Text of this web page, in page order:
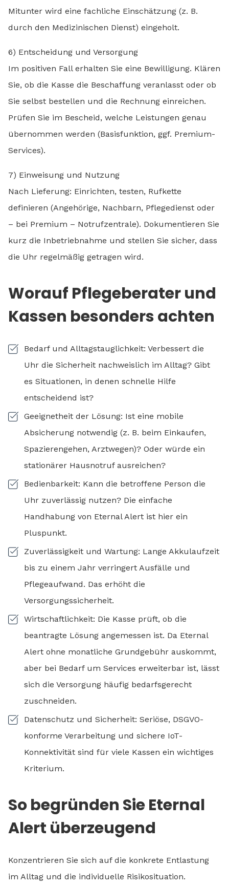
Mitunter wird eine fachliche Einschätzung (z. B.
durch den Medizinischen Dienst) eingeholt.
6) Entscheidung und Versorgung
Im positiven Fall erhalten Sie eine Bewilligung. Klären
Sie, ob die Kasse die Beschaffung veranlasst oder ob
Sie selbst bestellen und die Rechnung einreichen.
Prüfen Sie im Bescheid, welche Leistungen genau
übernommen werden (Basisfunktion, ggf. Premium-
Services).
7) Einweisung und Nutzung
Nach Lieferung: Einrichten, testen, Rufkette
definieren (Angehörige, Nachbarn, Pflegedienst oder
– bei Premium – Notrufzentrale). Dokumentieren Sie
kurz die Inbetriebnahme und stellen Sie sicher, dass
die Uhr regelmäßig getragen wird.
Worauf Pflegeberater und
Kassen besonders achten
Bedarf und Alltagstauglichkeit: Verbessert die
Uhr die Sicherheit nachweislich im Alltag? Gibt
es Situationen, in denen schnelle Hilfe
entscheidend ist?
Geeignetheit der Lösung: Ist eine mobile
Absicherung notwendig (z. B. beim Einkaufen,
Spazierengehen, Arztwegen)? Oder würde ein
stationärer Hausnotruf ausreichen?
Bedienbarkeit: Kann die betroffene Person die
Uhr zuverlässig nutzen? Die einfache
Handhabung von Eternal Alert ist hier ein
Pluspunkt.
Zuverlässigkeit und Wartung: Lange Akkulaufzeit
bis zu einem Jahr verringert Ausfälle und
Pflegeaufwand. Das erhöht die
Versorgungssicherheit.
Wirtschaftlichkeit: Die Kasse prüft, ob die
beantragte Lösung angemessen ist. Da Eternal
Alert ohne monatliche Grundgebühr auskommt,
aber bei Bedarf um Services erweiterbar ist, lässt
sich die Versorgung häufig bedarfsgerecht
zuschneiden.
Datenschutz und Sicherheit: Seriöse, DSGVO-
konforme Verarbeitung und sichere IoT-
Konnektivität sind für viele Kassen ein wichtiges
Kriterium.
So begründen Sie Eternal
Alert überzeugend
Konzentrieren Sie sich auf die konkrete Entlastung
im Alltag und die individuelle Risikosituation.